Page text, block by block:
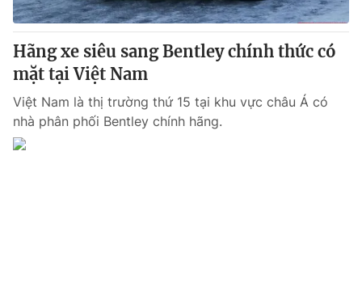
Hãng xe siêu sang Bentley chính thức có
mặt tại Việt Nam
Việt Nam là thị trường thứ 15 tại khu vực châu Á có
nhà phân phối Bentley chính hãng.